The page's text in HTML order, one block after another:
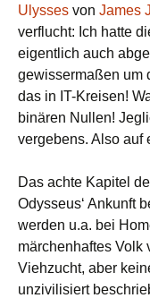
Ulysses von James
verflucht: Ich hatte
eigentlich auch
gewissermaßen um
das in IT-Kreisen!
binären Nullen!
vergebens. Also
Das achte Kapitel
Odysseus‘ Ankunft
werden u.a. bei
märchenhaftes Volk
Viehzucht, aber
unzivilisiert